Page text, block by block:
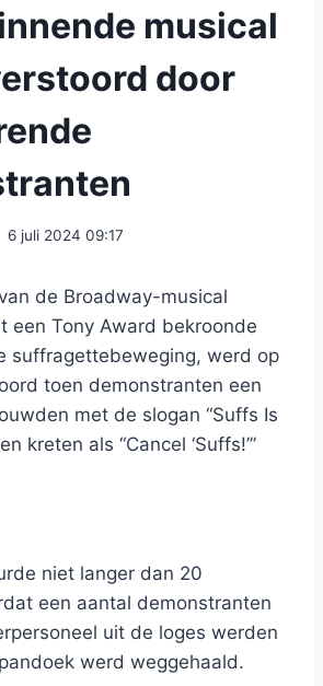
musical
door
6 juli 2024 09:17
de Broadway-musical
een Tony Award bekroonde
suffragettebeweging, werd op
toen demonstranten een
met de slogan “Suffs Is
kreten als “Cancel ‘Suffs!’”
niet langer dan 20
een aantal demonstranten
uit de loges werden
werd weggehaald.